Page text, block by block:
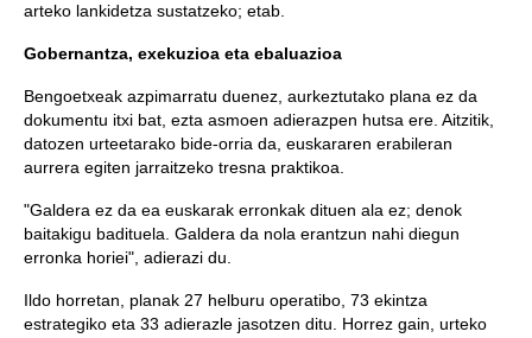
arteko lankidetza sustatzeko; etab.
Gobernantza, exekuzioa eta ebaluazioa
Bengoetxeak azpimarratu duenez, aurkeztutako plana ez da
dokumentu itxi bat, ezta asmoen adierazpen hutsa ere. Aitzitik,
datozen urteetarako bide-orria da, euskararen erabileran
aurrera egiten jarraitzeko tresna praktikoa.
"Galdera ez da ea euskarak erronkak dituen ala ez; denok
baitakigu badituela. Galdera da nola erantzun nahi diegun
erronka horiei", adierazi du.
Ildo horretan, planak 27 helburu operatibo, 73 ekintza
estrategiko eta 33 adierazle jasotzen ditu. Horrez gain, urteko